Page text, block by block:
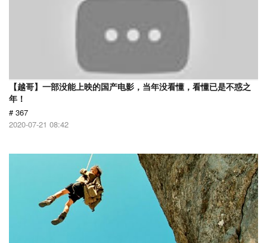
【越哥】一部没能上映的国产电影，当年没看懂，看懂已是不惑之
年！
# 367
2020-07-21 08:42